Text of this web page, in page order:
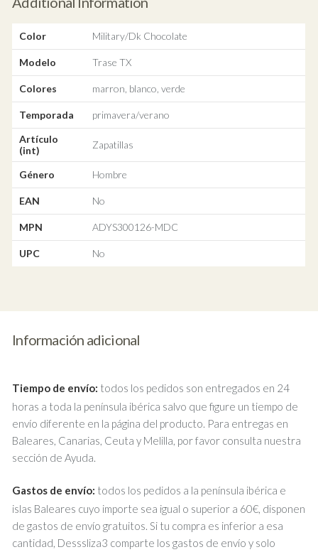
Color Military/Dk Chocolate
Modelo Trase TX
Colores marron, blanco, verde
Temporada
primavera/verano
Artículo
(int)
Zapatillas
Género Hombre
EAN No
MPN ADYS300126-MDC
UPC No
Información adicional
Tiempo de envío: todos los pedidos son entregados en 24
horas a toda la península ibérica salvo que figure un tiempo de
envío diferente en la página del producto. Para entregas en
Baleares, Canarias, Ceuta y Melilla, por favor consulta nuestra
sección de Ayuda.
Gastos de envío: todos los pedidos a la península ibérica e
islas Baleares cuyo importe sea igual o superior a 60€, disponen
de gastos de envío gratuitos. Si tu compra es inferior a esa
cantidad, Desssliza3 comparte los gastos de envío y solo